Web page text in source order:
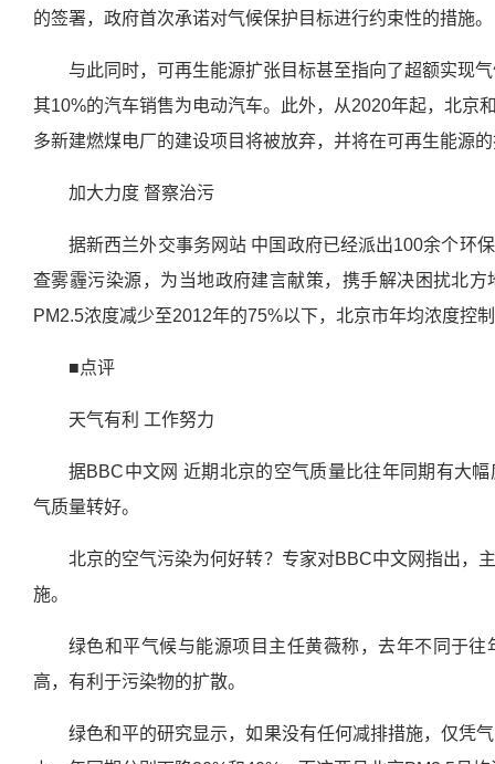
的签署，政府首次承诺对气候保护目标进行约束性的措施。
与此同时，可再生能源扩张目标甚至指向了超额实现
其10%的汽车销售为电动汽车。此外，从2020年起，北京
多新建燃煤电厂的建设项目将被放弃，并将在可再生能源
加大力度 督察治污
据新西兰外交事务网站 中国政府已经派出100余个环
查雾霾污染源，为当地政府建言献策，携手解决困扰北
PM2.5浓度减少至2012年的75%以下，北京市年均浓度控
■点评
天气有利 工作努力
据BBC中文网 近期北京的空气质量比往年同期有大
气质量转好。
北京的空气污染为何好转？专家对BBC中文网指出，
施。
绿色和平气候与能源项目主任黄薇称，去年不同于
高，有利于污染物的扩散。
绿色和平的研究显示，如果没有任何减排措施，仅凭